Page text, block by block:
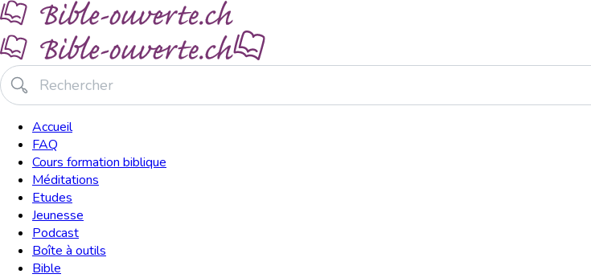
Accueil
FAQ
Cours formation biblique
Méditations
Etudes
Jeunesse
Podcast
Boîte à outils
Bible